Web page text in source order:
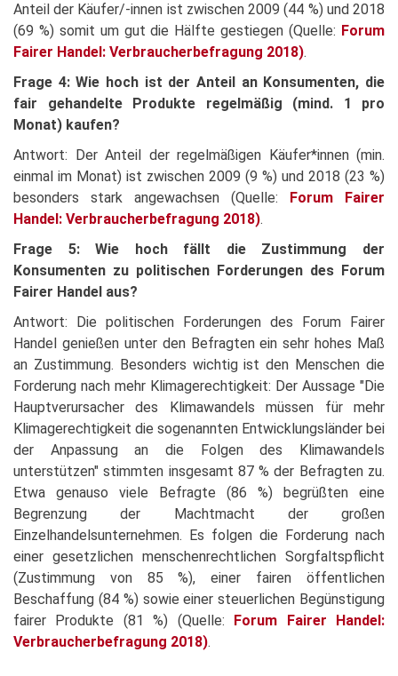
Anteil der Käufer/-innen ist zwischen 2009 (44 %) und 2018
(69 %) somit um gut die Hälfte gestiegen (Quelle: Forum
Fairer Handel: Verbraucherbefragung 2018).
Frage 4: Wie hoch ist der Anteil an Konsumenten, die
fair gehandelte Produkte regelmäßig (mind. 1 pro
Monat) kaufen?
Antwort: Der Anteil der regelmäßigen Käufer*innen (min.
einmal im Monat) ist zwischen 2009 (9 %) und 2018 (23 %)
besonders stark angewachsen (Quelle: Forum Fairer
Handel: Verbraucherbefragung 2018).
Frage 5: Wie hoch fällt die Zustimmung der
Konsumenten zu politischen Forderungen des Forum
Fairer Handel aus?
Antwort: Die politischen Forderungen des Forum Fairer
Handel genießen unter den Befragten ein sehr hohes Maß
an Zustimmung. Besonders wichtig ist den Menschen die
Forderung nach mehr Klimagerechtigkeit: Der Aussage "Die
Hauptverursacher des Klimawandels müssen für mehr
Klimagerechtigkeit die sogenannten Entwicklungsländer bei
der Anpassung an die Folgen des Klimawandels
unterstützen" stimmten insgesamt 87 % der Befragten zu.
Etwa genauso viele Befragte (86 %) begrüßten eine
Begrenzung der Machtmacht der großen
Einzelhandelsunternehmen. Es folgen die Forderung nach
einer gesetzlichen menschenrechtlichen Sorgfaltspflicht
(Zustimmung von 85 %), einer fairen öffentlichen
Beschaffung (84 %) sowie einer steuerlichen Begünstigung
fairer Produkte (81 %) (Quelle: Forum Fairer Handel:
Verbraucherbefragung 2018).